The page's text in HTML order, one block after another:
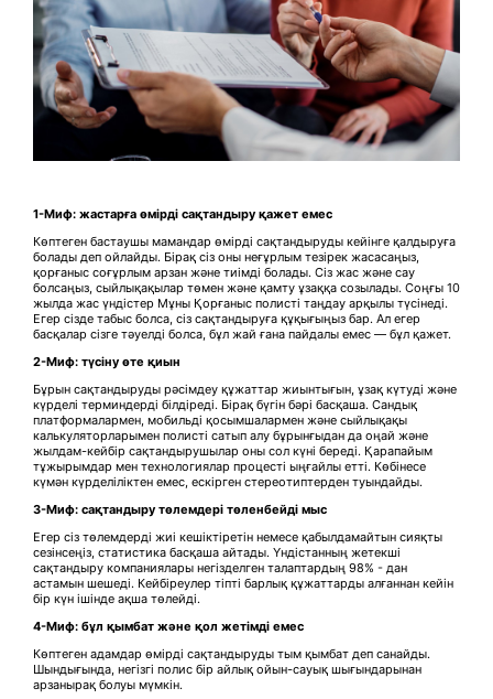
1-Миф: жастарға өмірді сақтандыру қажет емес
Көптеген бастаушы мамандар өмірді сақтандыруды кейінге қалдыруға
болады деп ойлайды. Бірақ сіз оны неғұрлым тезірек жасасаңыз,
қорғаныс соғұрлым арзан және тиімді болады. Сіз жас және сау
болсаңыз, сыйлықақылар төмен және қамту ұзаққа созылады. Соңғы 10
жылда жас үндістер Мұны Қорғаныс полисті таңдау арқылы түсінеді.
Егер сізде табыс болса, сіз сақтандыруға құқығыңыз бар. Ал егер
басқалар сізге тәуелді болса, бұл жай ғана пайдалы емес — бұл қажет.
2-Миф: түсіну өте қиын
Бұрын сақтандыруды рәсімдеу құжаттар жиынтығын, ұзақ күтуді және
күрделі терминдерді білдіреді. Бірақ бүгін бәрі басқаша. Сандық
платформалармен, мобильді қосымшалармен және сыйлықақы
калькуляторларымен полисті сатып алу бұрынғыдан да оңай және
жылдам-кейбір сақтандырушылар оны сол күні береді. Қарапайым
тұжырымдар мен технологиялар процесті ыңғайлы етті. Көбінесе
күмән күрделіліктен емес, ескірген стереотиптерден туындайды.
3-Миф: сақтандыру төлемдері төленбейді мыс
Егер сіз төлемдерді жиі кешіктіретін немесе қабылдамайтын сияқты
сезінсеңіз, статистика басқаша айтады. Үндістанның жетекші
сақтандыру компаниялары негізделген талаптардың 98% - дан
астамын шешеді. Кейбіреулер тіпті барлық құжаттарды алғаннан кейін
бір күн ішінде ақша төлейді.
4-Миф: бұл қымбат және қол жетімді емес
Көптеген адамдар өмірді сақтандыруды тым қымбат деп санайды.
Шындығында, негізгі полис бір айлық ойын-сауық шығындарынан
арзанырақ болуы мүмкін.